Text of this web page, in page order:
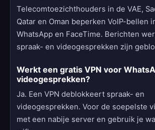
Telecomtoezichthouders in de VAE,
Qatar en Oman beperken VoIP-bellen
WhatsApp en FaceTime. Berichten
spraak- en videogesprekken zijn
Werkt een gratis VPN voor
videogesprekken?
Ja. Een VPN deblokkeert spraak- en
videogesprekken. Voor de soepelste
met een nabije server en gebruik je